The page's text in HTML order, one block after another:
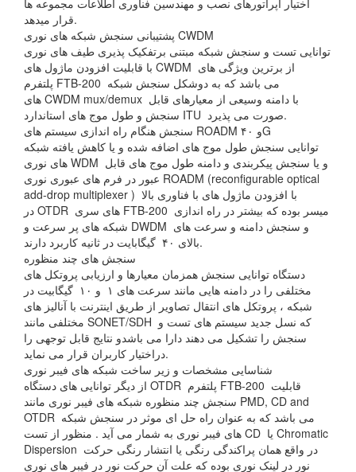
قرار میدهد.
پشتیبانی سنجش شبکه های نوری CWDM
توانایی تست و سنجش شبکه مبتنی برتفکیک پذیری طیف های نوری
با قابلیت افزودن ماژول های CWDM از برترین ویژگی های
پلتفرم FTB-200 می باشد که به دوشکل سنجش شبکه
های CWDM mux/demux با دامنه وسیعی از معیارهای قابل
سنجش و طول موج های استاندارد ITU صورت می پذیرد.
سنجش هنگام راه اندازی سیستم های ROADM و ۴۰G
توانایی سنجش طول موج های اضافه شده و یا کاهش یافته شبکه
های نوری WDM و یا سنجش پیکربندی و دامنه طول موج های قابل
عبور در فرم های عبوری نوری ROADM (reconfigurable optical
add-drop multiplexer ) با افزودن ماژول های با فناوری بالا
در OTDR های سری FTB-200 میسر بوده که بیشتر در راه اندازی
شبکه های پر سرعت و DWDM و سنجش دامنه و سرعت های
بالای ۴۰ گیگابایت در ثانیه کاربرد دارند.
سنجش های چند منظوره
دستگاه توانایی سنجش همزمان معیارها و ارزیابی پروتکل های
مختلفی را در دامنه هایی مانند سرعت های ۱ و ۱۰ گیگابیت در
شبکه ، پروتکل های انتقال تصاویر از طریق اینترنت با آنالیز های
مختلفی مانند SONET/SDH که نسل جدید سیستم های تست و
سنجش را تشکیل می دهند دارا می باشدو نتایج قابل توجهی را
دراختیار کاربران قرار می نماید.
شناسایی مشخصات و زیر ساخت شبکه های فیبر نوری
از دیگر توانایی های دستگاه OTDR پلتفرم FTB-200 قابلیت
سنجش چند منظوره شبکه های فیبر نوری مانند PMD, CD and
OTDR می باشد که به عنوان راه حل ای موثر در سنجش شبکه
های فیبر نوری به شمار می آید . منظور از تست CD یا Chromatic
Dispersion در واقع همان پراکندگی رنگی یا انتشار رنگی حرکت
نور در لینک نوری بوده که علت آن حرکت نور در فیبر های نوری